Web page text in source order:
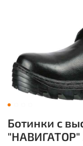
Ботинки с
"НАВИГАТОР"